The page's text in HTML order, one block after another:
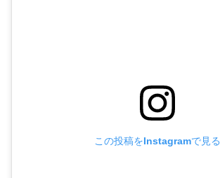
この投稿をInstagramで見る